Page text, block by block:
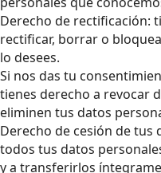
Derecho de rectificación:
rectificar, borrar o
lo desees.
Si nos das tu
tienes derecho a revocar
eliminen tus datos
Derecho de cesión de tus
todos tus datos
y a transferirlos